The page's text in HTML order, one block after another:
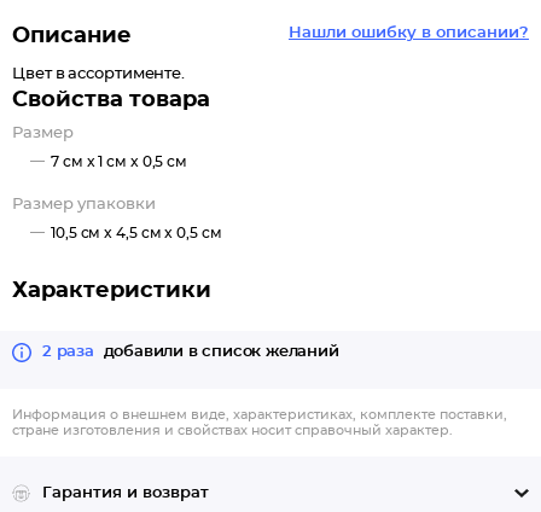
Нашли ошибку в описании?
Описание
Цвет в ассортименте.
Свойства товара
Размер
7 см x 1 см x 0,5 см
Размер упаковки
10,5 см x 4,5 см x 0,5 см
Характеристики
2 раза добавили в список желаний
Информация о внешнем виде, характеристиках, комплекте поставки,
стране изготовления и свойствах носит справочный характер.
Гарантия и возврат